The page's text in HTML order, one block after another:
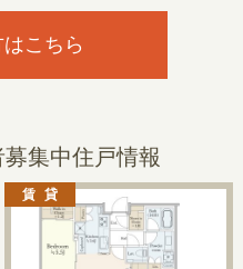
こちら
集中住戸情報